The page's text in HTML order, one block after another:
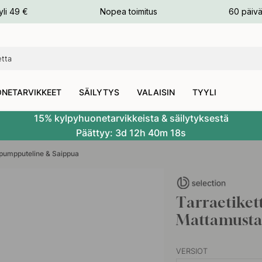
49 € Nopea toimitus 60
SÄILYTYS VALAISIN TYYLI
15% kylpyhuonetarvikkeista & säilytyksestä
Päättyy: 3d 12h 40m 17s
& Saippua
Mattamusta
VERSIOT